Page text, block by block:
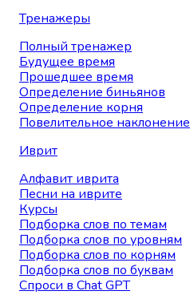
Тренажеры
Полный тренажер
Будущее время
Прошедшее время
Определение биньянов
Определение корня
Повелительное наклонение
Иврит
Алфавит иврита
Песни на иврите
Курсы
Подборка слов по темам
Подборка слов по уровням
Подборка слов по корням
Подборка слов по буквам
Спроси в Chat GPT